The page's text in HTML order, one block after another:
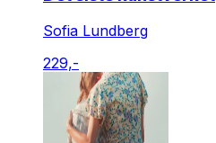
Sofia Lundberg
229,-